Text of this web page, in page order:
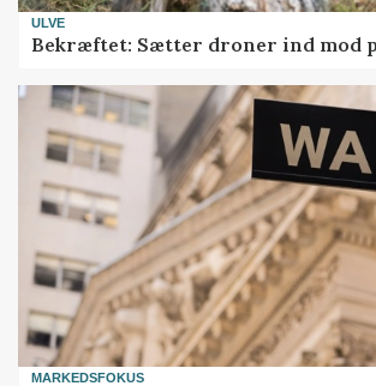
ULVE
Bekræftet: Sætter droner ind mod
MARKEDSFOKUS